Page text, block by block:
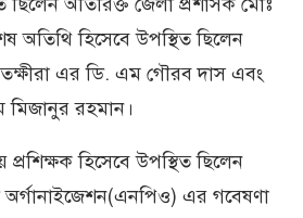
অতিথি হিসেবে উপস্থিত ছিলেন
এর ডি. এম গৌরব দাস এবং
মিজানুর রহমান।
প্রশিক্ষক হিসেবে উপস্থিত ছিলেন
অর্গানাইজেশন(এনপিও) এর গবেষণা